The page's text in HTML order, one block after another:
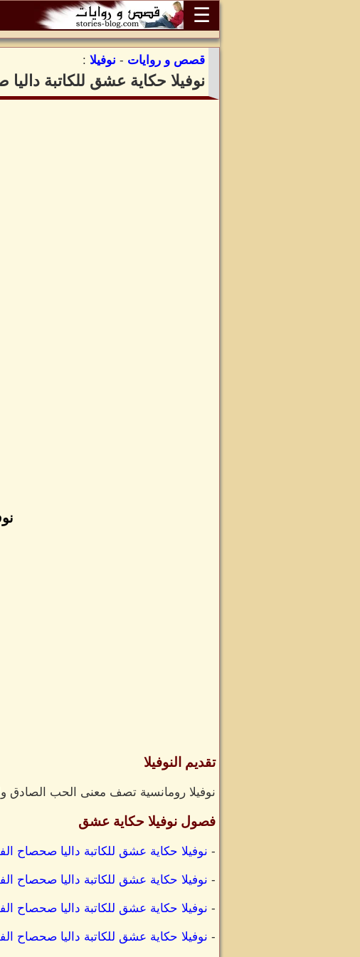
☰
قصص و روايات - نوفيلا :
نوفيلا حكاية عشق للكاتبة
تقديم النوفيلا
نوفيلا رومانسية تصف معنى الحب الصادق
فصول نوفيلا حكاية عشق
- نوفيلا حكاية عشق للكاتبة داليا صحصاح
- نوفيلا حكاية عشق للكاتبة داليا صحصاح
- نوفيلا حكاية عشق للكاتبة داليا صحصاح
- نوفيلا حكاية عشق للكاتبة داليا صحصاح